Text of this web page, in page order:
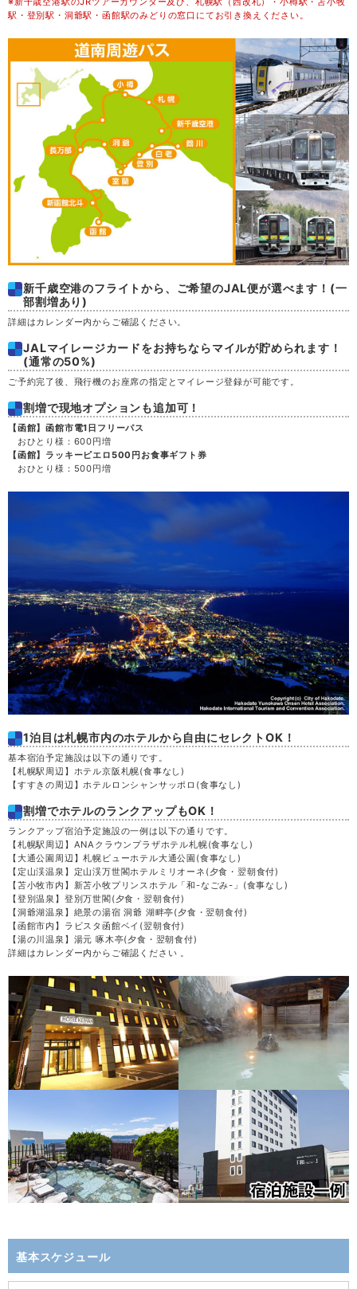
木 20
土 22
23
月 24
25
26
木 27
金 28
土 29
日 30
月 31
駅・登別駅・洞爺駅・函館駅のみどりの窓口にてお引き換えください。
新千歳空港のフライトから、ご希望のJAL便が選べます！(一
部割増あり)
詳細はカレンダー内からご確認ください。
JALマイレージカードをお持ちならマイルが貯められます！
(通常の50%)
ご予約完了後、飛行機のお座席の指定とマイレージ登録が可能です。
割増で現地オプションも追加可！
【函館】函館市電1日フリーパス
おひとり様：600円増
【函館】ラッキーピエロ500円お食事ギフト券
おひとり様：500円増
1泊目は札幌市内のホテルから自由にセレクトOK！
基本宿泊予定施設は以下の通りです。
【札幌駅周辺】ホテル京阪札幌(食事なし)
【すすきの周辺】ホテルロンシャンサッポロ (食事なし)
割増でホテルのランクアップもOK！
ランクアップ宿泊予定施設の一例は以下の通りです。
【札幌駅周辺】ANAクラウンプラザホテル札幌(食事なし)
【大通公園周辺】札幌ビューホテル大通公園 (食事なし)
【定山渓温泉】定山渓万世閣ホテルミリオーネ (夕食・翌朝食付)
【苫小牧市内】新苫小牧プリンスホテル「和-なごみ-」 (食事なし)
【登別温泉】登別万世閣(夕食・翌朝食付)
【洞爺湖温泉】絶景の湯宿 洞爺 湖畔亭(夕食・翌朝食付)
【函館市内】ラビスタ函館ベイ (翌朝食付)
【湯の川温泉】湯元 啄木亭(夕食・翌朝食付)
詳細はカレンダー内からご確認ください 。
基本スケジュール